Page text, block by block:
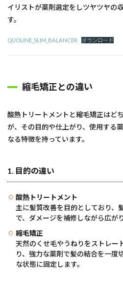
イリストが薬剤選定をしツヤツヤの
す。
QUOLINE_SLIM_BALANCER ダウンロード
縮毛矯正との違い
酸熱トリートメントと縮毛矯正はど
が、その目的や仕上がり、使用する
なる特徴を持っています。
1. 目的の違い
酸熱トリートメント
主に髪質改善を目的としており、
で、ダメージを補修しながら広が
縮毛矯正
天然のくせ毛やうねりをストレー
り、強力な薬剤で髪の結合を一度
な状態に固定します。